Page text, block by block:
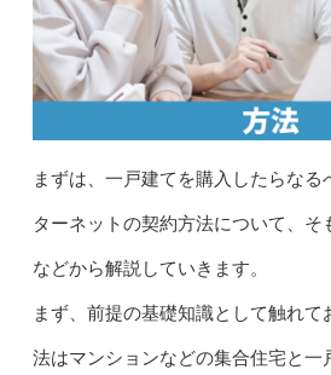
まずは、一戸建てを購入したらなる
ターネットの契約方法について、そ
などから解説していきます。
まず、前提の基礎知識として触れ
法はマンションなどの集合住宅と一